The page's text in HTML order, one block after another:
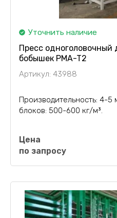
Уточнить наличие
Пресс одноголовочный
бобышек PMA-T2
Артикул: 43988
Производительность: 4-5
блоков: 500-600 кг/м³.
Цена
по запросу